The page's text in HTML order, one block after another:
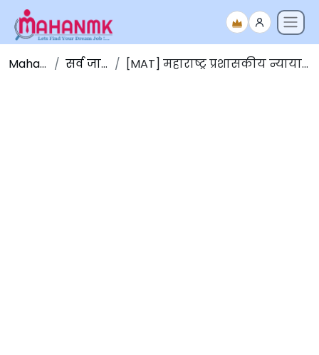
Maha NMK सर्व जाहिराती [MAT] महाराष्ट्र प्रशासकीय न्यायाधिकरण भरती 2023